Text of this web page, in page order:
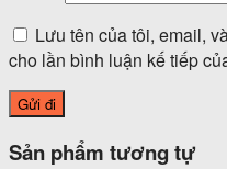
Lưu tên của tôi, email,
cho lần bình luận kế tiếp
Sản phẩm tương tự